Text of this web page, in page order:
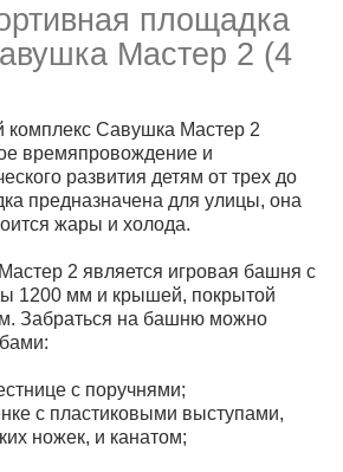
площадка
Мастер 2 (4
комплекс Савушка Мастер 2
времяпровождение и
развития детям от трех до
предназначена для улицы, она
жары и холода.
2 является игровая башня с
1200 мм и крышей, покрытой
Забраться на башню можно
с поручнями;
с пластиковыми выступами,
ножек, и канатом;